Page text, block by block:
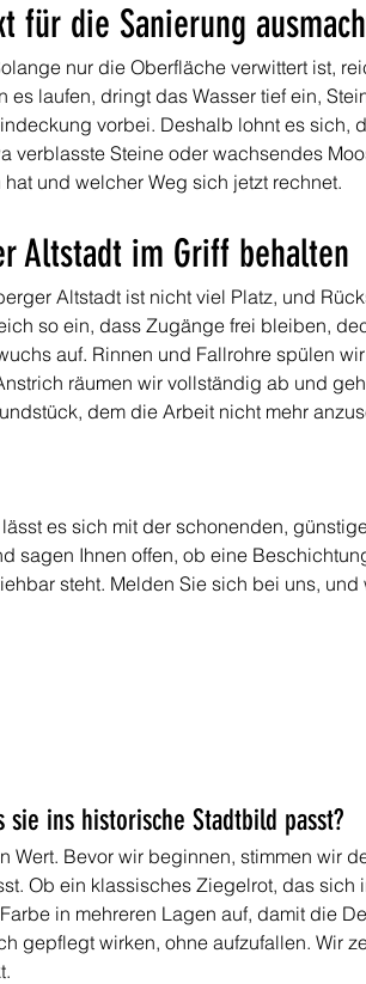
für die Sanierung
nur die Oberfläche verwittert ist,
laufen, dringt das Wasser tief ein,
vorbei. Deshalb lohnt es sich,
verblasste Steine oder wachsendes
und welcher Weg sich jetzt rechnet.
Altstadt im Griff behalten
Altstadt ist nicht viel Platz, und
so ein, dass Zugänge frei bleiben,
auf. Rinnen und Fallrohre spülen
räumen wir vollständig ab und
dem die Arbeit nicht mehr
es sich mit der schonenden,
sagen Ihnen offen, ob eine
steht. Melden Sie sich bei uns, und
sie ins historische Stadtbild passt?
Wert. Bevor wir beginnen, stimmen wir
Ob ein klassisches Ziegelrot, das
in mehreren Lagen auf, damit die
gepflegt wirken, ohne aufzufallen. Wir